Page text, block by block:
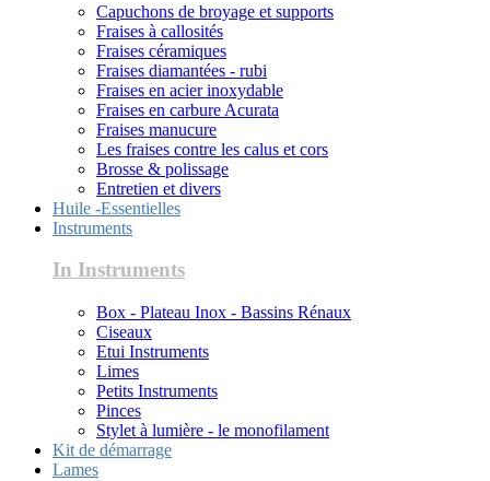
Capuchons de broyage et supports
Fraises à callosités
Fraises céramiques
Fraises diamantées - rubi
Fraises en acier inoxydable
Fraises en carbure Acurata
Fraises manucure
Les fraises contre les calus et cors
Brosse & polissage
Entretien et divers
Huile -Essentielles
Instruments
In Instruments
Box - Plateau Inox - Bassins Rénaux
Ciseaux
Etui Instruments
Limes
Petits Instruments
Pinces
Stylet à lumière - le monofilament
Kit de démarrage
Lames